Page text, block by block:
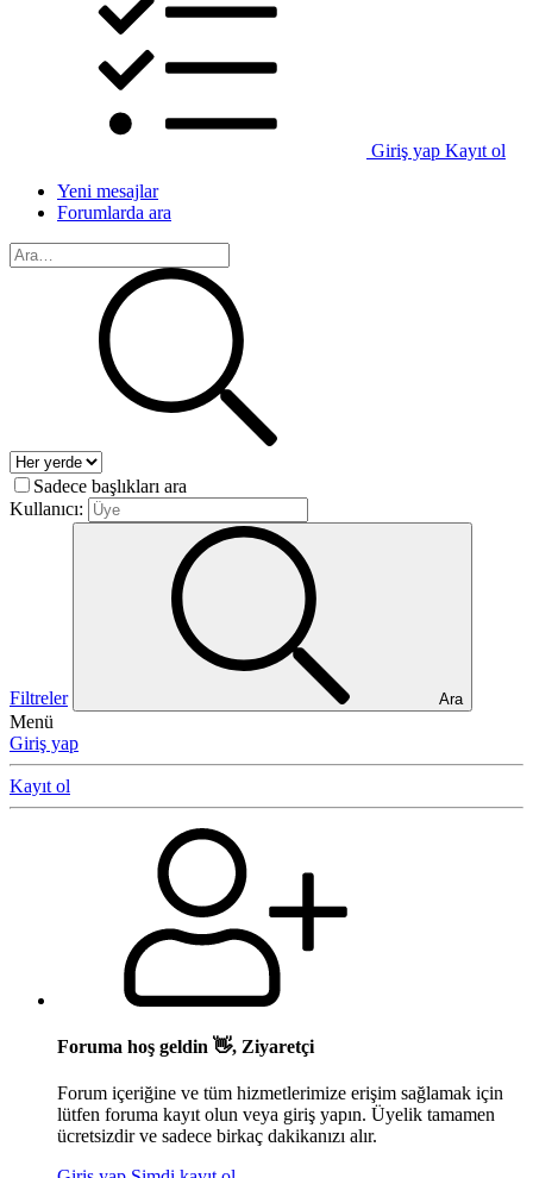
Giriş yap Kayıt ol
Yeni mesajlar
Forumlarda ara
Sadece başlıkları ara
Kullanıcı:
Filtreler Ara
Menü
Giriş yap
Kayıt ol
Foruma hoş geldin 👋, Ziyaretçi
Forum içeriğine ve tüm hizmetlerimize erişim sağlamak için
lütfen foruma kayıt olun veya giriş yapın. Üyelik tamamen
ücretsizdir ve sadece birkaç dakikanızı alır.